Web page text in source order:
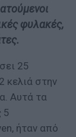
φυλακές,
25
κελιά στην
Αυτά τα
5
ήταν από